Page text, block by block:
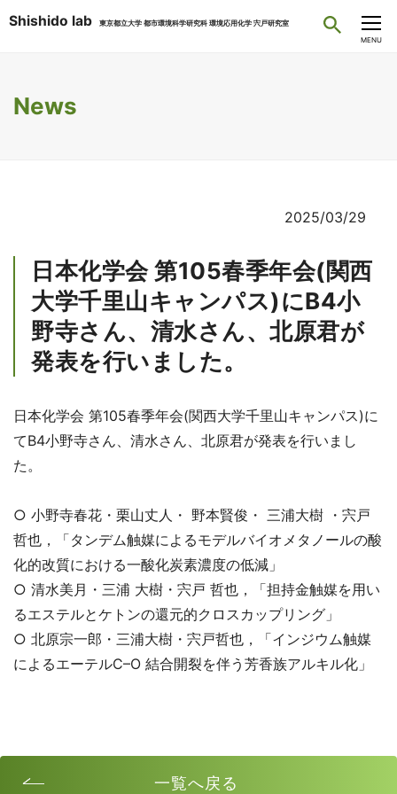
CLOSE
MENU
News
2025/03/29
日本化学会 第105春季年会(関西
大学千里山キャンパス)にB4小
野寺さん、清水さん、北原君が
発表を行いました。
日本化学会 第105春季年会(関西大学千里山キャンパス)に
てB4小野寺さん、清水さん、北原君が発表を行いまし
た。
○ 小野寺春花・栗山丈人・ 野本賢俊・ 三浦大樹 ・宍戸
哲也，「タンデム触媒によるモデルバイオメタノールの酸
化的改質における一酸化炭素濃度の低減」
○ 清水美月・三浦 大樹・宍戸 哲也，「担持金触媒を用い
るエステルとケトンの還元的クロスカップリング」
○ 北原宗一郎・三浦大樹・宍戸哲也，「インジウム触媒
によるエーテルC–O 結合開裂を伴う芳香族アルキル化」
一覧へ戻る
Shishido lab 東京都立大学 都市環境科学研究科 環境応用化学 宍戸研究室